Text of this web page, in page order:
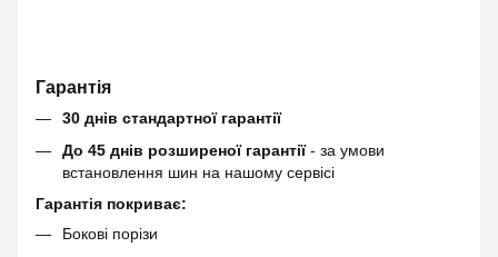
Гарантія
30 днів стандартної гарантії
До 45 днів розширеної гарантії- за умови
встановлення шин на нашому сервісі
Гарантія покриває:
Бокові порізи